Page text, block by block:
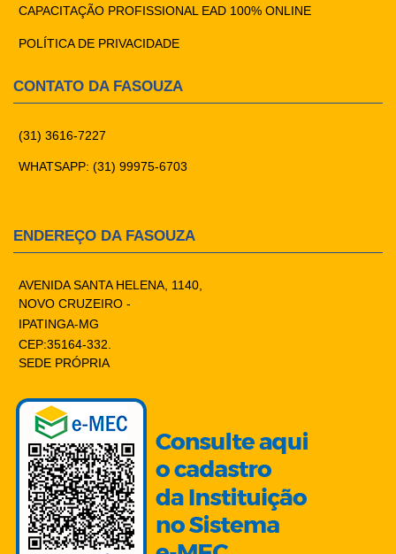
CAPACITAÇÃO PROFISSIONAL EAD 100% ONLINE
POLÍTICA DE PRIVACIDADE
CONTATO DA FASOUZA
(31) 3616-7227
WHATSAPP: (31) 99975-6703
ENDEREÇO DA FASOUZA
AVENIDA SANTA HELENA, 1140,
NOVO CRUZEIRO -
IPATINGA-MG
CEP:35164-332.
SEDE PRÓPRIA